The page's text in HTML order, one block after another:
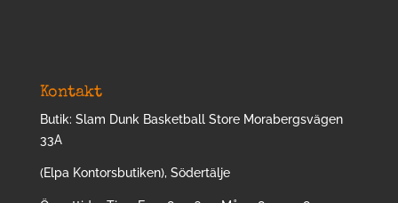
Kontakt
Butik: Slam Dunk Basketball Store Morabergsvägen
33A
(Elpa Kontorsbutiken), Södertälje